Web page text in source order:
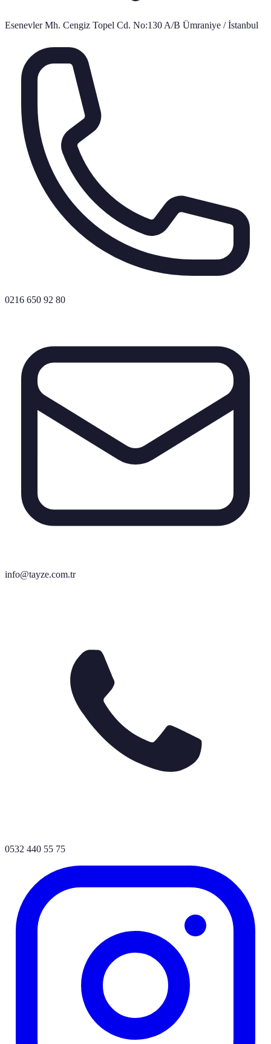
Esenevler Mh. Cengiz Topel Cd. No:130 A/B Ümraniye / İstanbul
0216 650 92 80
info@tayze.com.tr
0532 440 55 75